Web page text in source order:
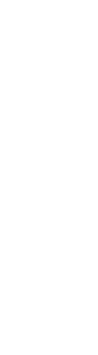
Enim Ikuti Aksi